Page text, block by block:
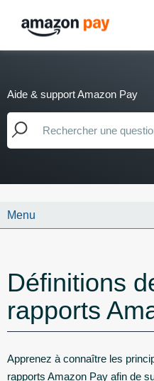
Aide & support Amazon Pay
Menu
Définitions
rapports
Apprenez à connaître les
rapports Amazon Pay afin de